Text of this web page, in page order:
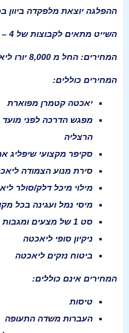
ההפלגה יוצאת מלפקדה ביוון
השייט מתאים לקבוצות של 4 – 8 אנשים
המחירים: החל מ 8,000 יורו ליאכטה
המחירים כוללים:
יאכטה קטמרן מפוארת
מפגש הדרכה לפני מועד
הרצליה
סקיפר מקצועי שיפליג
סירת מנוע הצמודה
מילוי מיכל דלק/סולר
מיסי נמל ועגינה בכל
סט 1 של מצעים ומגבות בכל קבינה
ניקיון סופי ליאכטה
ביטוח נזקים ליאכטה
המחירים אינם כוללים:
טיסות
העברות משדה התעופה